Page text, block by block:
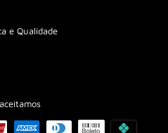
OFF NA SUA PRIMEIRA COMPRA!
e Qualidade